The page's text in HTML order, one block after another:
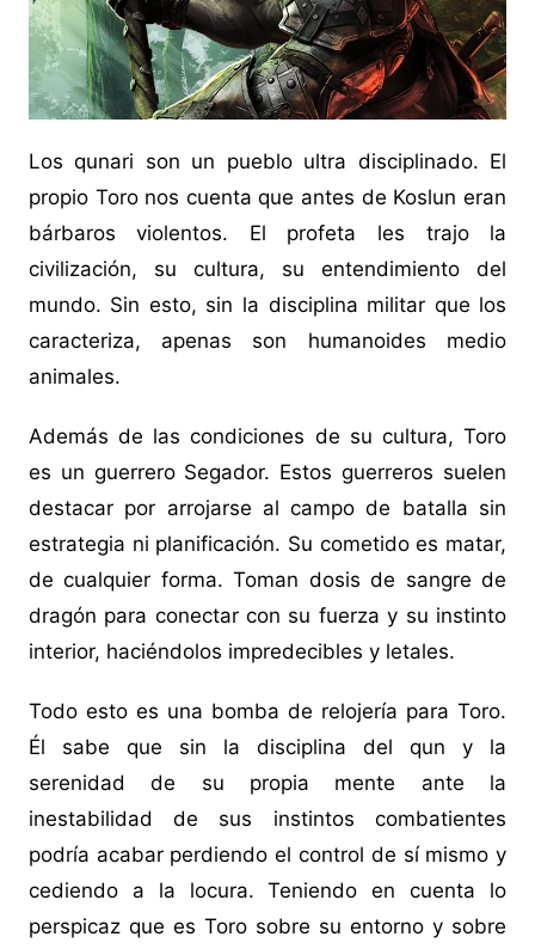
Los qunari son un pueblo ultra disciplinado. El
propio Toro nos cuenta que antes de Koslun eran
bárbaros violentos. El profeta les trajo la
civilización, su cultura, su entendimiento del
mundo. Sin esto, sin la disciplina militar que los
caracteriza, apenas son humanoides medio
animales.
Además de las condiciones de su cultura, Toro
es un guerrero Segador. Estos guerreros suelen
destacar por arrojarse al campo de batalla sin
estrategia ni planificación. Su cometido es matar,
de cualquier forma. Toman dosis de sangre de
dragón para conectar con su fuerza y su instinto
interior, haciéndolos impredecibles y letales.
Todo esto es una bomba de relojería para Toro.
Él sabe que sin la disciplina del qun y la
serenidad de su propia mente ante la
inestabilidad de sus instintos combatientes
podría acabar perdiendo el control de sí mismo y
cediendo a la locura. Teniendo en cuenta lo
perspicaz que es Toro sobre su entorno y sobre